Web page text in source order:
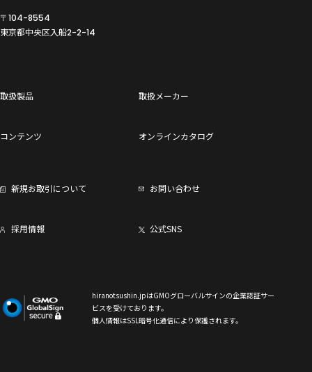
〒104-8554
東京都中央区入船2-2-14
取扱製品 取扱メーカー
コンテンツ オンラインカタログ
新規お取引について お問い合わせ
採用情報 公式SNS
hiranotsushin.jpはGMOグローバルサインの企業認証サー
ビスを受けております。
個人情報はSSL暗号化通信により保護されます。